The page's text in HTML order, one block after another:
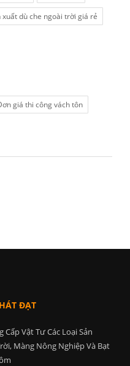
xuất dù che ngoài trời giá rẻ
giá thi công vách tôn
ĐẠT
Cấp Vật Tư Các Loại Sản
Màng Nông Nghiệp Và Bạt